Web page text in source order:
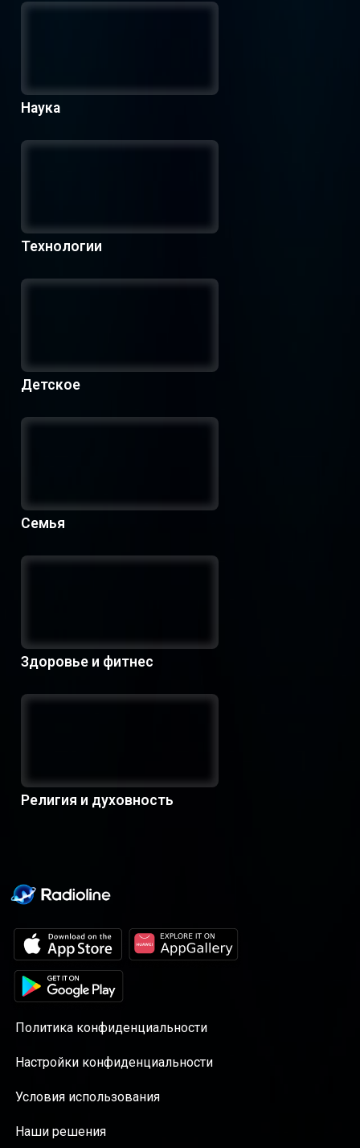
Наука
Технологии
Детское
Семья
Здоровье и фитнес
Религия и духовность
Политика конфиденциальности
Настройки конфиденциальности
Условия использования
Наши решения